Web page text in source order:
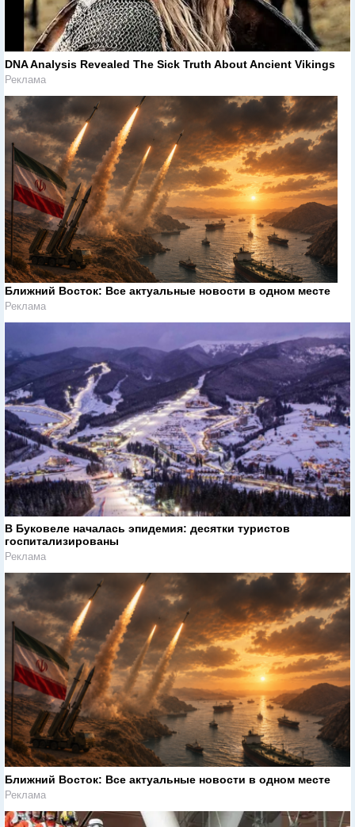
DNA Analysis Revealed The Sick Truth About Ancient Vikings
Реклама
Ближний Восток: Все актуальные новости в одном месте
Реклама
В Буковеле началась эпидемия: десятки туристов
госпитализированы
Реклама
Ближний Восток: Все актуальные новости в одном месте
Реклама